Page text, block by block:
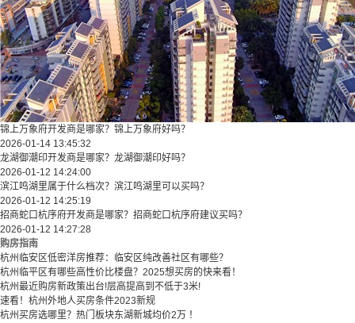
锦上万象府开发商是哪家？锦上万象府好吗？
2026-01-14 13:45:32
龙湖御潮印开发商是哪家？龙湖御潮印好吗？
2026-01-12 14:24:00
滨江鸣湖里属于什么档次？滨江鸣湖里可以买吗？
2026-01-12 14:25:19
招商蛇口杭序府开发商是哪家？招商蛇口杭序府建议买吗？
2026-01-12 14:27:28
购房指南
杭州临安区低密洋房推荐：临安区纯改善社区有哪些？
​​杭州临平区有哪些高性价比楼盘？2025想买房的快来看！​
杭州最近购房新政策出台!层高提高到不低于3米!
速看！杭州外地人买房条件2023新规
杭州买房选哪里？热门板块东湖新城均价2万 ！